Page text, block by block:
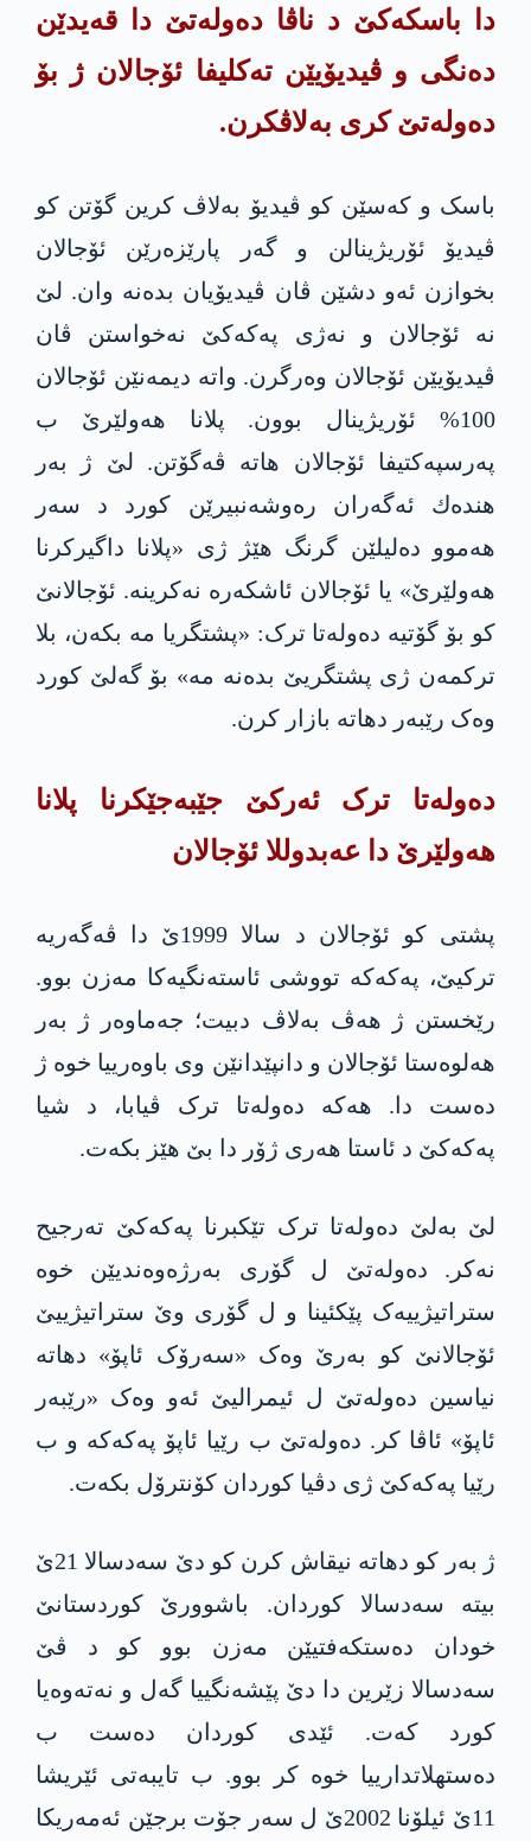
دا باسکەکێ د ناڤا دەولەتێ دا قەیدێن
دەنگی و ڤیدیۆیێن تەکلیفا ئۆجالان ژ بۆ
دەولەتێ کری به‌لاڤكرن.
باسک و کەسێن کو ڤیدیۆ بەلاڤ کرین گۆتن کو
ڤیدیۆ ئۆریژینالن و گەر پارێزەرێن ئۆجالان
بخوازن ئەو دشێن ڤان ڤیدیۆیان بده‌نه‌ وان. لێ
نە ئۆجالان و نه‌ژی په‌كه‌كێ نەخواستن ڤان
ڤیدیۆیێن ئۆجالان وەرگرن. واته‌ دیمەنێن ئۆجالان
100% ئۆریژینال بوون. پلانا هەولێرێ ب
پەرسپەکتیفا ئۆجالان هاتە ڤەگۆتن. لێ ژ بەر
هنده‌ك ئه‌گه‌ران رەوشەنبیرێن کورد د سه‌ر
هەموو دەلیلێن گرنگ هێژ ژی «پلانا داگیرکرنا
هەولێرێ» یا ئۆجالان ئاشکەرە نەکرینە. ئۆجالانێ
کو بۆ گۆتیه‌ دەولەتا ترک: «پشتگریا مە بکه‌ن، بلا
ترکمه‌ن ژی پشتگریێ بده‌نه‌ مە» بۆ گەلێ کورد
وەک رێبەر دهاتە بازار کرن.
دەولەتا ترک ئەرکێ جێبه‌جێكرنا پلانا
هەولێرێ دا عه‌بدوللا ئۆجالان
پشتی کو ئۆجالان د سالا 1999ێ دا ڤه‌گه‌ریه‌
ترکیێ، په‌كه‌كە تووشی ئاستەنگیەکا مه‌زن بوو.
رێخستن ژ هەڤ بەلاڤ دبیت؛ جه‌ماوه‌ر ژ بەر
هەلوەستا ئۆجالان و دانپێدانێن وی باوەرییا خوە ژ
ده‌ست دا. هەکە دەولەتا ترک ڤیابا، د شیا
په‌كه‌كێ د ئاستا هەری ژۆر دا بێ هێز بکەت.
لێ بەلێ دەولەتا ترک تێکبرنا په‌كه‌كێ تەرجیح
نەکر. دەولەتێ ل گۆری بەرژەوەندیێن خوە
ستراتیژییەک پێكئینا و ل گۆری وێ ستراتیژییێ
ئۆجالانێ کو بەرێ وەک «سەرۆک ئاپۆ» دهاته‌
نیاسین دەولەتێ ل ئیمرالیێ ئەو وەک «رێبەر
ئاپۆ» ئاڤا کر. دەولەتێ ب رێیا ئاپۆ په‌كه‌كە و ب
رێیا په‌كه‌كێ ژی دڤیا کوردان کۆنترۆل بکەت.
ژ بەر کو دهاته‌ نیقاش کرن کو دێ سەدسالا 21ێ
بیته‌ سەدسالا کوردان. باشوورێ کوردستانێ
خودان دەستکەفتیێن مەزن بوو کو د ڤێ
سەدسالا زێرین دا دێ پێشەنگییا گەل و نەتەوەیا
کورد كه‌ت. ئێدی کوردان دەست ب
دەستهلاتدارییا خوە کر بوو. ب تایبەتی ئێریشا
11ێ ئیلۆنا 2002ێ ل سەر جۆت برجێن ئەمەریکا